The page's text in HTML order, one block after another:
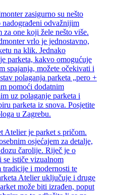
zasigurno su nešto
nadograđeni odvažnijim
one koji žele nešto više.
vrlo je jednostavno,
na klik. Jednako
parketa, kakvo omogućuje
spajanja, možete očekivati i
polaganja parketa „pero +
pomoći dodatnim
uz polaganje parketa i
parketa iz snova. Posjetite
u Zagrebu.
Atelier je parket s pričom.
osjećajem za detalje,
čarolije. Riječ je o
se ističe vizualnom
tradicije i modernosti te
Atelier uključuje i druge
može biti izrađen, poput